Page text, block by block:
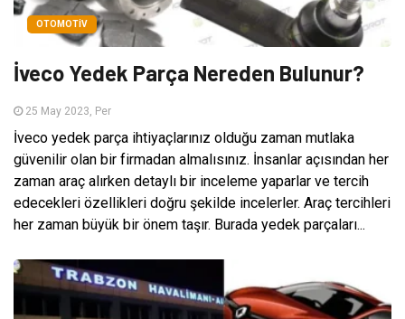
OTOMOTIV
İveco Yedek Parça Nereden Bulunur?
25 May 2023, Per
İveco yedek parça ihtiyaçlarınız olduğu zaman mutlaka
güvenilir olan bir firmadan almalısınız. İnsanlar açısından her
zaman araç alırken detaylı bir inceleme yaparlar ve tercih
edecekleri özellikleri doğru şekilde incelerler. Araç tercihleri
her zaman büyük bir önem taşır. Burada yedek parçaları...